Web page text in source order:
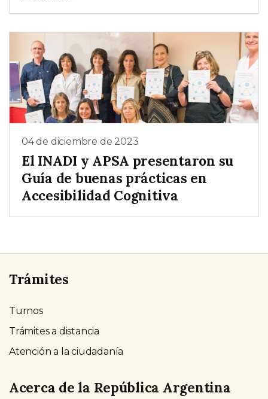
04 de diciembre de 2023
El INADI y APSA presentaron su
Guía de buenas prácticas en
Accesibilidad Cognitiva
Trámites
Turnos
Trámites a distancia
Atención a la ciudadanía
Acerca de la República Argentina